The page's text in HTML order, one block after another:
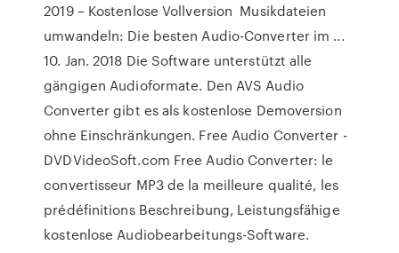
2019 – Kostenlose Vollversion Musikdateien
umwandeln: Die besten Audio-Converter im ...
10. Jan. 2018 Die Software unterstützt alle
gängigen Audioformate. Den AVS Audio
Converter gibt es als kostenlose Demoversion
ohne Einschränkungen. Free Audio Converter -
DVDVideoSoft.com Free Audio Converter: le
convertisseur MP3 de la meilleure qualité, les
prédéfinitions Beschreibung, Leistungsfähige
kostenlose Audiobearbeitungs-Software.